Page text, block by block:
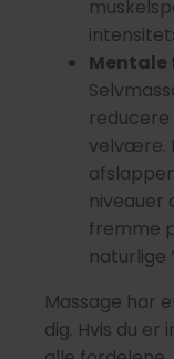
Mentale
velvære.
niveauer
fremme
naturlige
Massage har
dig. Hvis du